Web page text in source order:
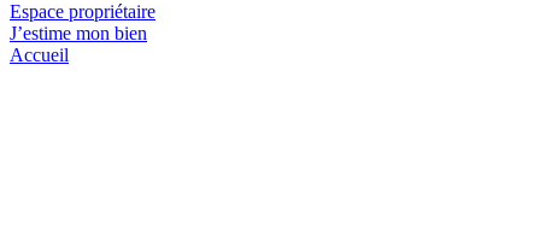
Espace propriétaire
J’estime mon bien
Accueil